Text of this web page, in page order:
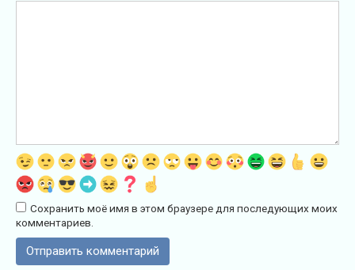
Сохранить моё имя в этом браузере для последующих моих
комментариев.